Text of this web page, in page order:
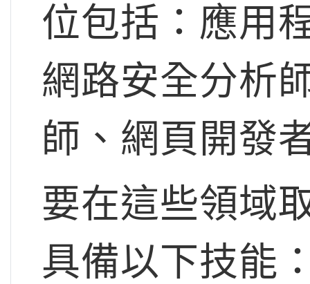
位包括：應用
網路安全分析
師、網頁開發
要在這些領域
具備以下技能